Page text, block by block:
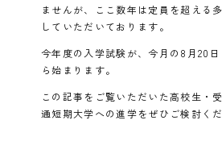
ませんが、ここ数年は定員を超える
していただいております。
今年度の入学試験が、今月の8月20
ら始まります。
この記事をご覧いただいた高校生・
通短期大学への進学をぜひご検討くだ